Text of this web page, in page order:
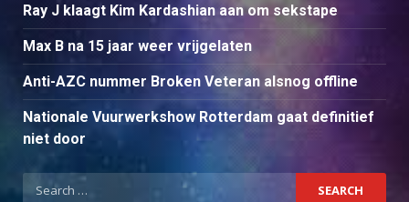
Ray J klaagt Kim Kardashian aan om sekstape
Max B na 15 jaar weer vrijgelaten
Anti-AZC nummer Broken Veteran alsnog offline
Nationale Vuurwerkshow Rotterdam gaat definitief
niet door
Search